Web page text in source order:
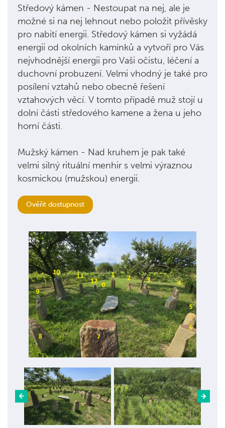
Středový kámen - Nestoupat na nej, ale je
možné si na nej lehnout nebo položit přívěsky
pro nabití energii. Středový kámen si vyžádá
energii od okolních kamínků a vytvoří pro Vás
nejvhodnější energii pro Vaši očistu, léčení a
duchovní probuzení. Velmi vhodný je také pro
posílení vztahů nebo obecně řešení
vztahových věcí. V tomto případě muž stojí u
dolní části středového kamene a žena u jeho
horní části.
Mužský kámen - Nad kruhem je pak také
velmi silný rituální menhir s velmi výraznou
kosmickou (mužskou) energii.
Ověřit dostupnost